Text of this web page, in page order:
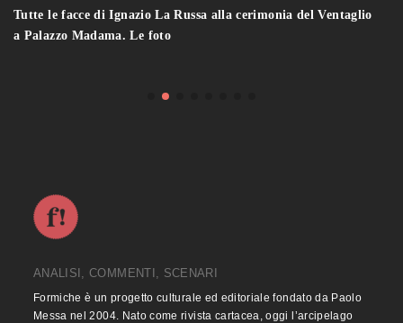
Tutte le facce di Ignazio La Russa alla cerimonia del Ventaglio
a Palazzo Madama. Le foto
ANALISI, COMMENTI, SCENARI
Formiche è un progetto culturale ed editoriale fondato da Paolo
Messa nel 2004. Nato come rivista cartacea, oggi l’arcipelago